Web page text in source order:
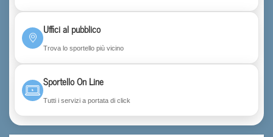
Uffici al pubblico
Trova lo sportello più vicino
Sportello On Line
Tutti i servizi a portata di click